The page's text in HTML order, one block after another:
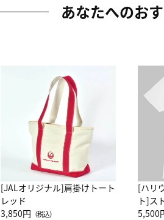
あなたへのお
[JALオリジナル]肩掛けトート
レッド
3,850円 （税込）
[ハリ
ト]ス
ーネ
5,500